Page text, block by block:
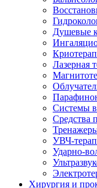
Душевые
Лазерная
Системы
Средства
УВЧ-
Ударно-
Хирургия и